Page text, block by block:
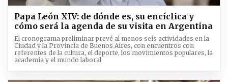
Papa León XIV: de dónde es, su encíclica y
cómo será la agenda de su visita en Argentina
El cronograma preliminar prevé al menos seis actividades en la
Ciudad y la Provincia de Buenos Aires, con encuentros con
referentes de la cultura, el deporte, los movimientos populares, la
academia y el mundo laboral